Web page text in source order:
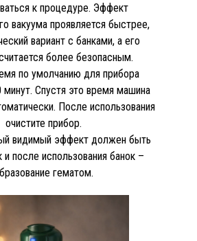
к процедуре. Эффект
вакуума проявляется быстрее,
вариант с банками, а его
более безопасным.
по умолчанию для прибора
минут. Спустя это время машина
После использования
очистите прибор.
видимый эффект должен быть
после использования банок –
гематом.